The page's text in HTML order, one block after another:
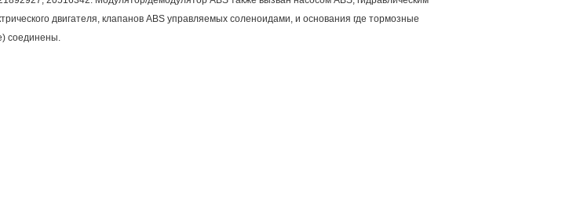
двигателя, клапанов ABS управляемых соленоидами, и основания где тормозные
соединены.